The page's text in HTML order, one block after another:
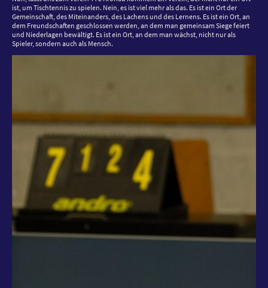
ist, um Tischtennis zu spielen. Nein, es ist viel mehr als das. Es ist ein Ort der
Gemeinschaft, des Miteinanders, des Lachens und des Lernens. Es ist ein Ort, an
dem Freundschaften geschlossen werden, an dem man gemeinsam Siege feiert
und Niederlagen bewältigt. Es ist ein Ort, an dem man wächst, nicht nur als
Spieler, sondern auch als Mensch.